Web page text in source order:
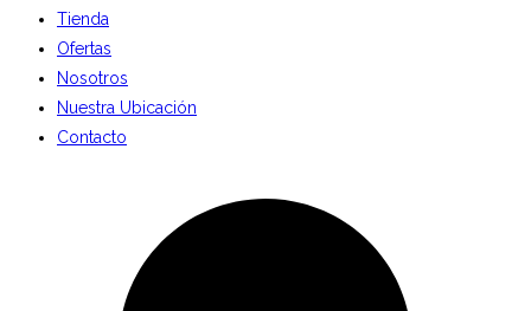
Tienda
Ofertas
Nosotros
Nuestra Ubicación
Contacto